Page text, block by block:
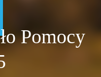
Pomocy